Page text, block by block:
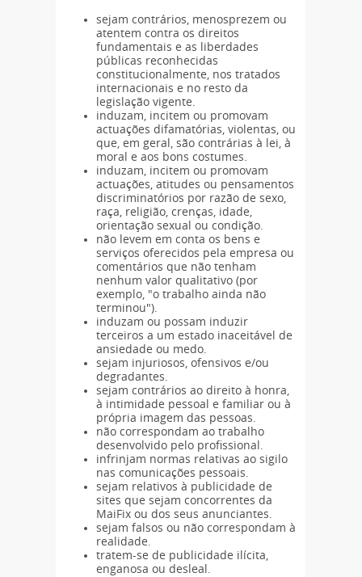
sejam contrários, menosprezem ou
atentem contra os direitos
fundamentais e as liberdades
públicas reconhecidas
constitucionalmente, nos tratados
internacionais e no resto da
legislação vigente.
induzam, incitem ou promovam
actuações difamatórias, violentas, ou
que, em geral, são contrárias à lei, à
moral e aos bons costumes.
induzam, incitem ou promovam
actuações, atitudes ou pensamentos
discriminatórios por razão de sexo,
raça, religião, crenças, idade,
orientação sexual ou condição.
não levem em conta os bens e
serviços oferecidos pela empresa ou
comentários que não tenham
nenhum valor qualitativo (por
exemplo, "o trabalho ainda não
terminou").
induzam ou possam induzir
terceiros a um estado inaceitável de
ansiedade ou medo.
sejam injuriosos, ofensivos e/ou
degradantes.
sejam contrários ao direito à honra,
à intimidade pessoal e familiar ou à
própria imagem das pessoas.
não correspondam ao trabalho
desenvolvido pelo profissional.
infrinjam normas relativas ao sigilo
nas comunicações pessoais.
sejam relativos à publicidade de
sites que sejam concorrentes da
MaiFix ou dos seus anunciantes.
sejam falsos ou não correspondam à
realidade.
tratem-se de publicidade ilícita,
enganosa ou desleal.